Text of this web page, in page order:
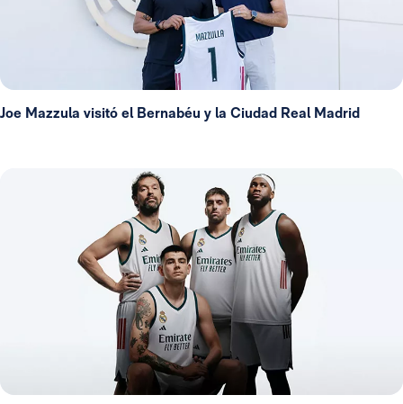
Joe Mazzula visitó el Bernabéu y la Ciudad Real Madrid